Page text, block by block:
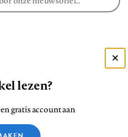
ons
op
ons
op
ons
Privacy
lezen?
gratis account aan